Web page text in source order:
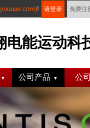
! 请登录 免费注
电能运动科
▼ 公司产品 ▼ 公